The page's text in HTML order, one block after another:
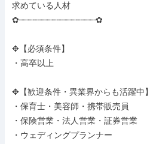
求めている人材
✿┈┈┈┈┈┈┈┈┈┈┈┈┈┈┈┈✿
✥【必須条件】
・高卒以上
✥【歓迎条件・異業界からも活躍中】
・保育士・美容師・携帯販売員
・保険営業・法人営業・証券営業
・ウェディングプランナー